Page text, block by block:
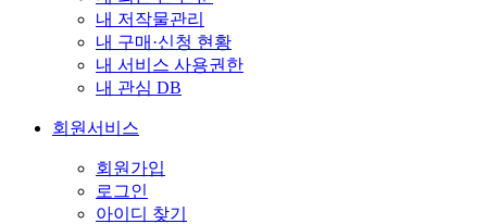
내 저작물관리
내 구매·신청 현황
내 서비스 사용권한
내 관심 DB
회원서비스
회원가입
로그인
아이디 찾기